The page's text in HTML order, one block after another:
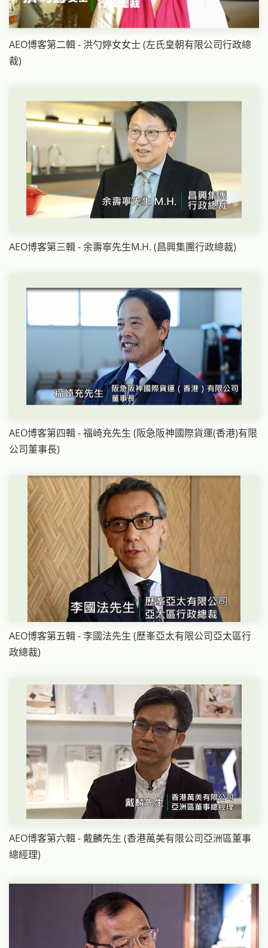
AEO博客第二輯 - 洪勺婷女女士 (左氏皇朝有限公司行政總
裁)
AEO博客第三輯 - 余壽寧先生M.H. (昌興集團行政總裁)
AEO博客第四輯 - 福崎充先生 (阪急阪神國際貨運(香港)有限
公司董事長)
AEO博客第五輯 - 李國法先生 (歷峯亞太有限公司亞太區行
政總裁)
AEO博客第六輯 - 戴麟先生 (香港萬美有限公司亞洲區董事
總經理)